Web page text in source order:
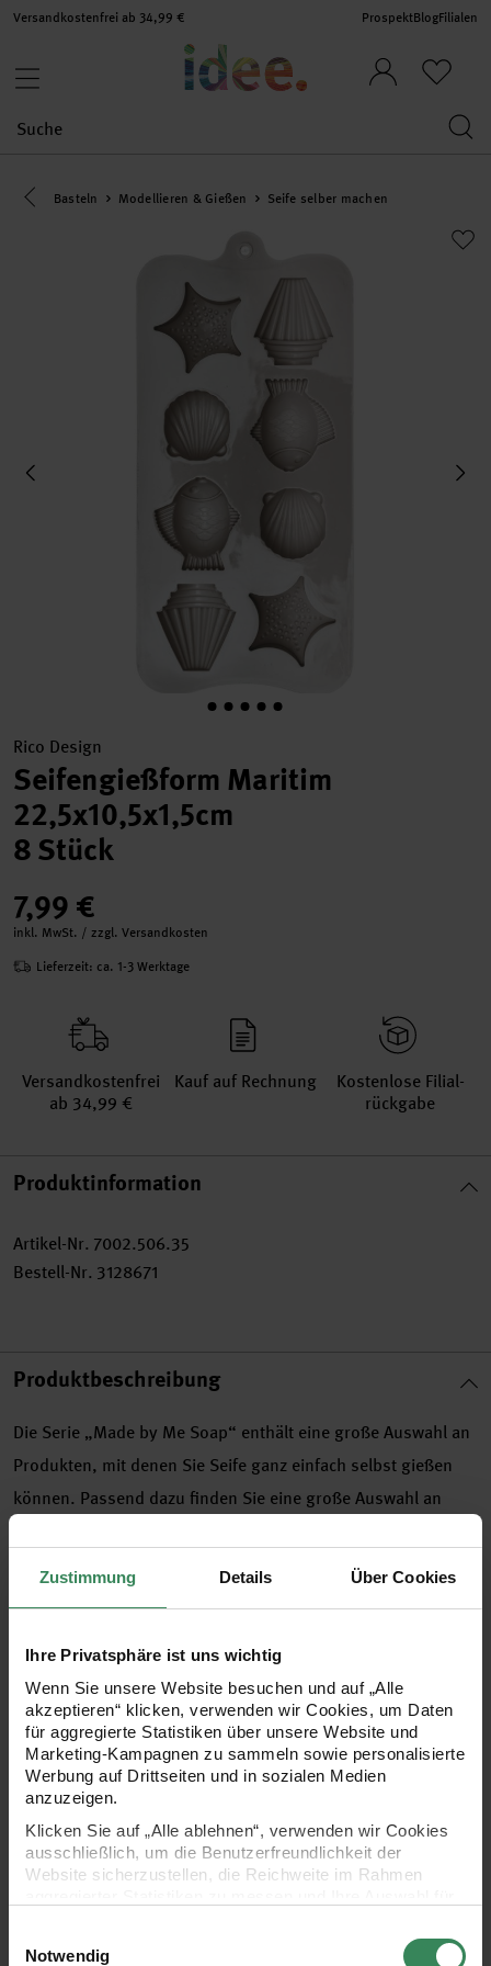
Zustimmung Details Über Cookies
Ihre Privatsphäre ist uns wichtig
Wenn Sie unsere Website besuchen und auf „Alle
akzeptieren“ klicken, verwenden wir Cookies, um Daten
für aggregierte Statistiken über unsere Website und
Marketing-Kampagnen zu sammeln sowie personalisierte
Werbung auf Drittseiten und in sozialen Medien
anzuzeigen.
Klicken Sie auf „Alle ablehnen“, verwenden wir Cookies
ausschließlich, um die Benutzerfreundlichkeit der
Website sicherzustellen, die Reichweite im Rahmen
Ihre Einwilligung ist freiwillig und kann jederzeit über den
Notwendig
Versandkostenfrei ab 34,99 € ProspektBlogFilialen
Eine Kategorie zurück navigieren
Basteln Modellieren & Gießen Seife selber machen
Rico Design
Seifengießform Maritim
22,5x10,5x1,5cm
8 Stück
7,99 €
inkl. MwSt. / zzgl. Versandkosten
Lieferzeit: ca. 1-3 Werktage
Versand­kosten­frei
ab 34,99 €
Kauf auf Rechnung
Kosten­lose Filial­
rückgabe
Produktinformation
Artikel-Nr. 7002.506.35
Bestell-Nr. 3128671
Produktbeschreibung
Die Serie „Made by Me Soap“ enthält eine große Auswahl an
Produkten, mit denen Sie Seife ganz einfach selbst gießen
können. Passend dazu finden Sie eine große Auswahl an
Standardformen wie rund, oval oder reckteckig oder
Selbstgemachte Seife ist immer eine besondere
Geschenkidee. Mit den vielfältigen Formen können Sie bei
der Herstellung der Seife noch individueller auf die
persönlichen Präferenzen des Beschenkten eingehen. Die
Silikongießformen sind flexibel, stabil, hitzebeständig und
wiederverwendbar. Das bewegliche Silikon ermöglicht ein
einfaches Herauslösen der getrockneten Seifenstücke. Um